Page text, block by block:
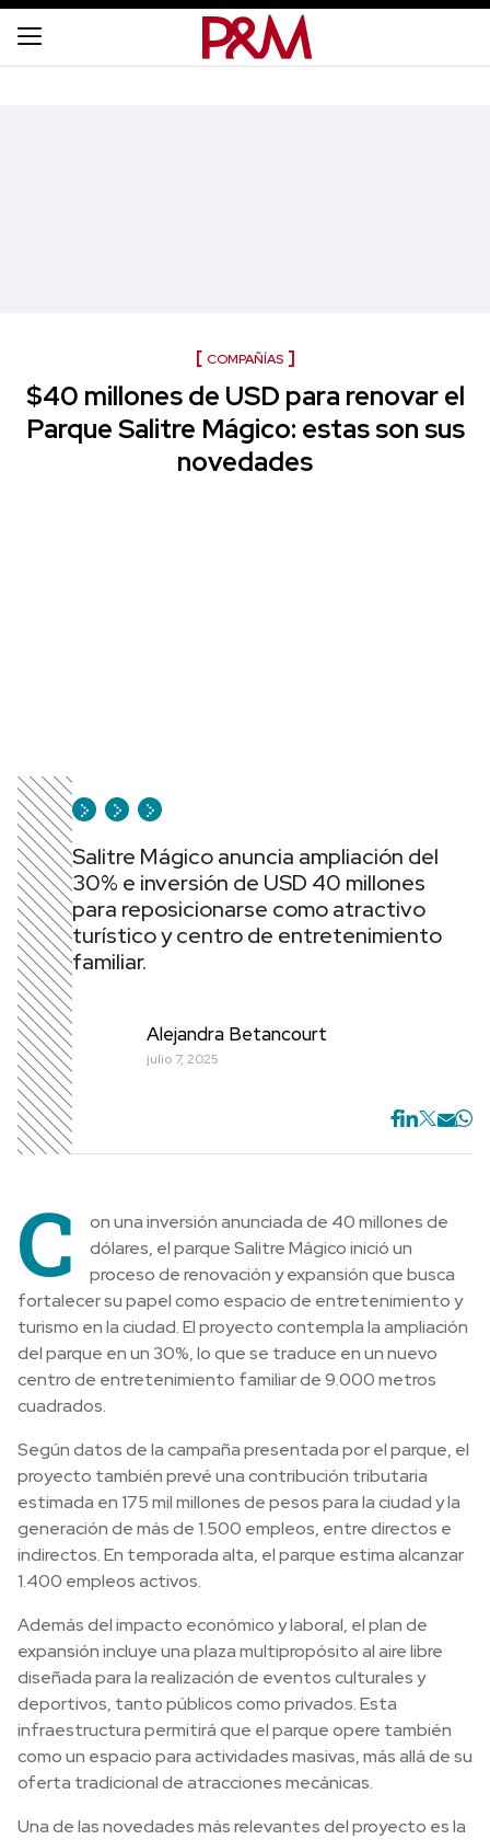
COMPAÑÍAS
$40 millones de USD para renovar el
Parque Salitre Mágico: estas son sus
novedades
Salitre Mágico anuncia ampliación del
30% e inversión de USD 40 millones
para reposicionarse como atractivo
turístico y centro de entretenimiento
familiar.
Alejandra Betancourt
julio 7, 2025
C
on una inversión anunciada de 40 millones de
dólares, el parque Salitre Mágico inició un
proceso de renovación y expansión que busca
fortalecer su papel como espacio de entretenimiento y
turismo en la ciudad. El proyecto contempla la ampliación
del parque en un 30%, lo que se traduce en un nuevo
centro de entretenimiento familiar de 9.000 metros
cuadrados.
Según datos de la campaña presentada por el parque, el
proyecto también prevé una contribución tributaria
estimada en 175 mil millones de pesos para la ciudad y la
generación de más de 1.500 empleos, entre directos e
indirectos. En temporada alta, el parque estima alcanzar
1.400 empleos activos.
Además del impacto económico y laboral, el plan de
expansión incluye una plaza multipropósito al aire libre
diseñada para la realización de eventos culturales y
deportivos, tanto públicos como privados. Esta
infraestructura permitirá que el parque opere también
como un espacio para actividades masivas, más allá de su
oferta tradicional de atracciones mecánicas.
Una de las novedades más relevantes del proyecto es la